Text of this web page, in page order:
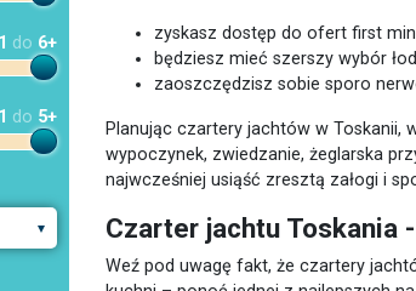
1 do 6+
1 do 5+
zyskasz dostęp do ofert first
będziesz mieć szerszy wybór
zaoszczędzisz sobie sporo
Planując czartery jachtów w Toskanii,
wypoczynek, zwiedzanie, żeglarska
najwcześniej usiąść zresztą załogi i
Czarter jachtu Toskania
Weź pod uwagę fakt, że czartery